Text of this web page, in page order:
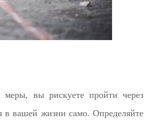
вы рискуете пройти через
в вашей жизни само. Определяйте